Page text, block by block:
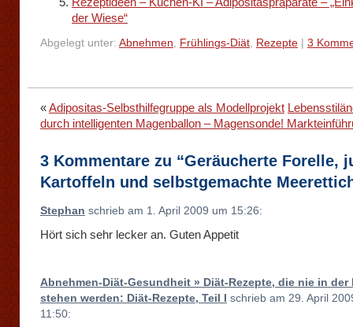
der Wiese“
Abgelegt unter: Abnehmen, Frühlings-Diät, Rezepte 3
«Adipositas-Selbsthilfegruppe als Modellprojekt
durch intelligenten Magenballon – Magensonde!
3 Kommentare zu “Geräucherte Forelle,
Kartoffeln und selbstgemachte
Stephan schrieb am 1. April 2009 um 15:26:
Hört sich sehr lecker an. Guten Appetit
Abnehmen-Diät-Gesundheit » Diät-Rezepte, die nie in der
stehen werden: Diät-Rezepte, Teil I
schrieb am 29. April
11:50: